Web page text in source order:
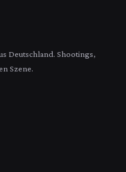
Deutschland. Shootings,
Szene.